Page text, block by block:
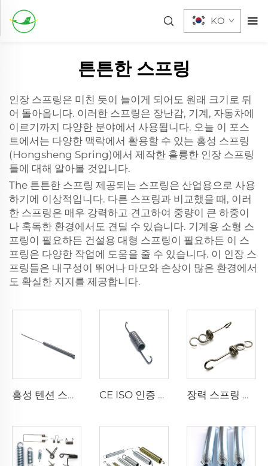
KO
튼튼한 스프링
인장 스프링은 미친 듯이 늘이게 되어도 원래 크기로 튀
어 돌아옵니다. 이러한 스프링은 장난감, 기계, 자동차에
이르기까지 다양한 분야에서 사용됩니다. 오늘 이 포스
트에서는 다양한 맥락에서 활용할 수 있는 홍성 스프링
(Hongsheng Spring)에서 제작한 훌륭한 인장 스프링
들에 대해 알아볼 것입니다.
The 튼튼한 스프링 제공되는 스프링은 산업용으로 사용
하기에 이상적입니다. 다른 스프링과 비교했을 때, 이러
한 스프링은 매우 강력하고 견고하여 중량이 큰 하중이
나 혹독한 환경에서도 견딜 수 있습니다. 기계용 소형 스
프링이 필요하든 건설용 대형 스프링이 필요하든 이 스
프링은 다양한 작업에 도움을 줄 수 있습니다. 이 인장 스
프링들은 내구성이 뛰어나 마모와 손상이 많은 환경에서
도 확실한 지지를 제공합니다.
홍성 텐션 스프링 와이어 스타일 스테인리스 스틸 스프링 제작 CE ISO 인증 공장 메탈 스파이럴 소형 미니 더블 후크 익스텐션 스프링 장력 스프링 제조업체 스프링 장력 커튼 로드 조절 가능한 스프링 장력기 자동차용